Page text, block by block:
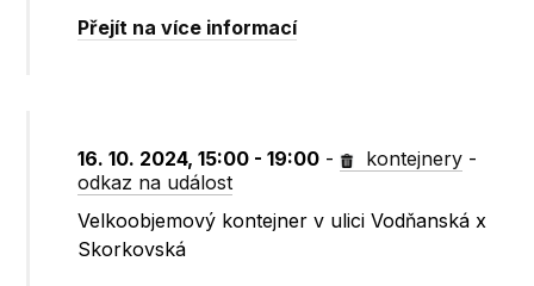
Přejít na více informací
16. 10. 2024, 15:00 - 19:00 - kontejnery -
odkaz na událost
Velkoobjemový kontejner v ulici Vodňanská x
Skorkovská